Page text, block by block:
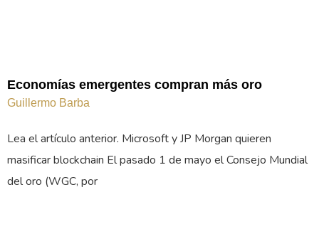
Economías emergentes compran más oro
Guillermo Barba
Lea el artículo anterior. Microsoft y JP Morgan quieren
masificar blockchain El pasado 1 de mayo el Consejo Mundial
del oro (WGC, por